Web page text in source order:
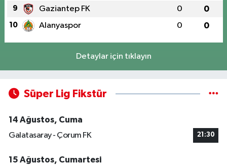
9 Gaziantep FK 0 0
10 Alanyaspor 0 0
Detaylar için tıklayın
Süper Lig Fikstür
14 Ağustos, Cuma
Galatasaray - Çorum FK
21:30
15 Ağustos, Cumartesi